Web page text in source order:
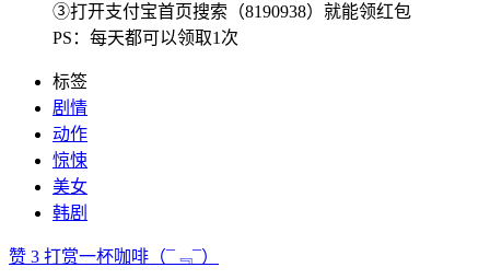
③打开支付宝首页搜索（8190938）就能领红包
PS：每天都可以领取1次
标签
剧情
动作
惊悚
美女
韩剧
赞 3 打赏一杯咖啡 （¯﹃¯）